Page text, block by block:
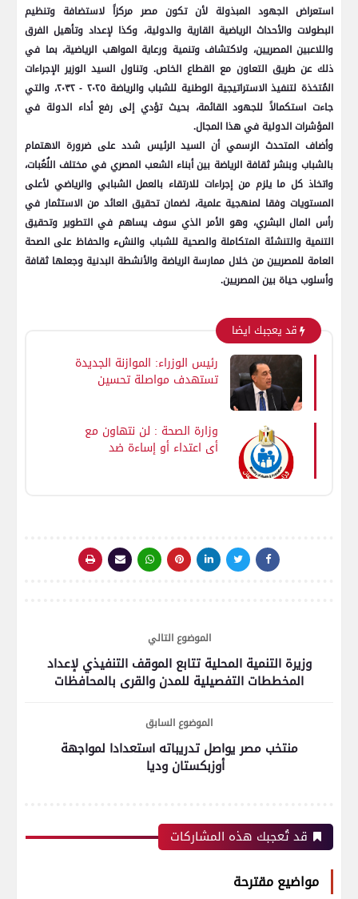
استعراض الجهود المبذولة لأن تكون مصر مركزاً لاستضافة وتنظيم
البطولات والأحداث الرياضية القارية والدولية، وكذا لإعداد وتأهيل الفرق
واللاعبين المصريين، ولاكتشاف وتنمية ورعاية المواهب الرياضية، بما في
ذلك عن طريق التعاون مع القطاع الخاص. وتناول السيد الوزير الإجراءات
المُتخذة لتنفيذ الاستراتيجية الوطنية للشباب والرياضة ٢٠٢٥ - ٢٠٣٢، والتي
جاءت استكمالاً للجهود القائمة، بحيث تؤدي إلى رفع أداء الدولة في
المؤشرات الدولية في هذا المجال.
وأضاف المتحدث الرسمي أن السيد الرئيس شدد على ضرورة الاهتمام
بالشباب وبنشر ثقافة الرياضة بين أبناء الشعب المصري في مختلف اللُعُبات،
واتخاذ كل ما يلزم من إجراءات للارتقاء بالعمل الشبابي والرياضي لأعلى
المستويات وفقا لمنهجية علمية، لضمان تحقيق العائد من الاستثمار في
رأس المال البشري، وهو الأمر الذي سوف يساهم في التطوير وتحقيق
التنمية والتنشئة المتكاملة والصحية للشباب والنشء والحفاظ على الصحة
العامة للمصريين من خلال ممارسة الرياضة والأنشطة البدنية وجعلها ثقافة
وأسلوب حياة بين المصريين.
قد يعجبك ايضا
رئيس الوزراء: الموازنة الجديدة
تستهدف مواصلة تحسين
الصحة والتعليم إلى جانب تعزيز
وتوسيع شبكات الحماية
وزارة الصحة : لن نتهاون مع
أي اعتداء أو إساءة ضد
الموضوع التالي
وزيرة التنمية المحلية تتابع الموقف التنفيذي لإعداد
المخططات التفصيلية للمدن والقرى بالمحافظات
الموضوع السابق
منتخب مصر يواصل تدريباته استعدادا لمواجهة
أوزبكستان وديا
قد تُعجبك هذه المشاركات
مواضيع مقترحة